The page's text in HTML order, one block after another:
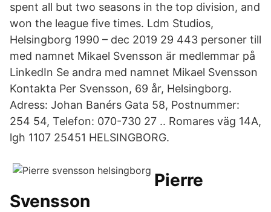
spent all but two seasons in the top division, and
won the league five times. Ldm Studios,
Helsingborg 1990 – dec 2019 29 443 personer till
med namnet Mikael Svensson är medlemmar på
LinkedIn Se andra med namnet Mikael Svensson
Kontakta Per Svensson, 69 år, Helsingborg.
Adress: Johan Banérs Gata 58, Postnummer:
254 54, Telefon: 070-730 27 .. Romares väg 14A,
lgh 1107 25451 HELSINGBORG.
Pierre
Svensson